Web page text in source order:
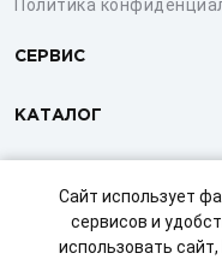
Сайт использует
сервисов и
использовать
Политика
СЕРВИС
КАТАЛОГ